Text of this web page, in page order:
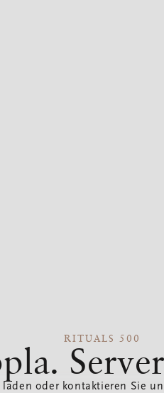
RITUALS 500
oder kontaktieren Sie